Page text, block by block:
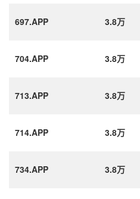
697.APP 3.8万
704.APP 3.8万
713.APP 3.8万
714.APP 3.8万
734.APP 3.8万